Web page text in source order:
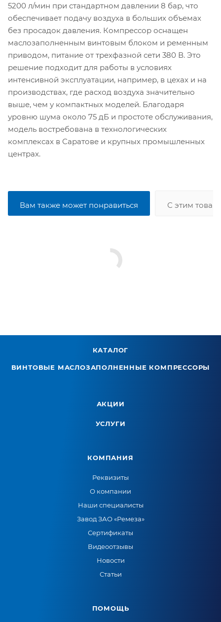
5200 л/мин при стандартном давлении 8 бар, что
обеспечивает подачу воздуха в больших объемах
без просадок давления. Компрессор оснащен
маслозаполненным винтовым блоком и ременным
приводом, питание от трехфазной сети 380 В. Это
решение подходит для работы в условиях
интенсивной эксплуатации, например, в цехах и на
производствах, где расход воздуха значительно
выше, чем у компактных моделей. Благодаря
уровню шума около 75 дБ и простоте обслуживания,
модель востребована в технологических
комплексах в Саратове и крупных промышленных
центрах.
Вам также может понравиться С этим
КАТАЛОГ
ВИНТОВЫЕ МАСЛОЗАПОЛНЕННЫЕ КОМПРЕССОРЫ
АКЦИИ
УСЛУГИ
КОМПАНИЯ
Реквизиты
О компании
Наши специалисты
Завод ЗАО «Ремеза»
Сертификаты
Видеоотзывы
Новости
Статьи
ПОМОЩЬ